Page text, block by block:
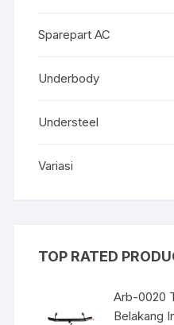
Sparepart AC
Underbody
Understeel
Variasi
TOP RATED
Arb-0020
Belakang